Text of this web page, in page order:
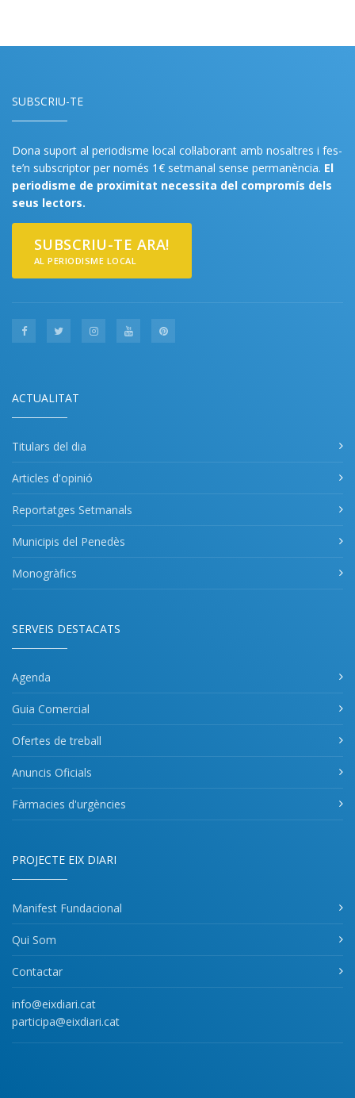
SUBSCRIU-TE
Dona suport al periodisme local col·laborant amb nosaltres i fes-
te’n subscriptor per només 1€ setmanal sense permanència. El
periodisme de proximitat necessita del compromís dels
seus lectors.
SUBSCRIU-TE ARA!
AL PERIODISME LOCAL
ACTUALITAT
Titulars del dia
Articles d'opinió
Reportatges Setmanals
Municipis del Penedès
Monogràfics
SERVEIS DESTACATS
Agenda
Guia Comercial
Ofertes de treball
Anuncis Oficials
Fàrmacies d'urgències
PROJECTE EIX DIARI
Manifest Fundacional
Qui Som
Contactar
info@eixdiari.cat
participa@eixdiari.cat